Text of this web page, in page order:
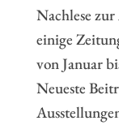
Nachlese
einige
von Januar
Neueste